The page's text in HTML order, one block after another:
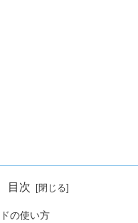
目次
の使い方